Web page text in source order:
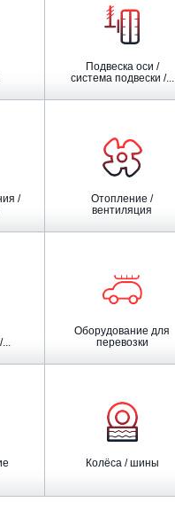
Подвеска оси /
система подвески /...
Отопление /
вентиляция
Оборудование для
перевозки
Колёса / шины